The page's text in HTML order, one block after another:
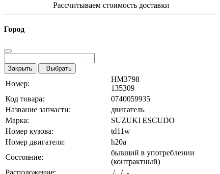
Рассчитываем стоимость доставки
Город
Закрыть Выбрать
Номер:
HM3798
135309
Код товара:
0740059935
Название запчасти:
двигатель
Марка:
SUZUKI ESCUDO
Номер кузова:
td11w
Номер двигателя:
h20a
Состояние:
бывший в употреблении
(контрактный)